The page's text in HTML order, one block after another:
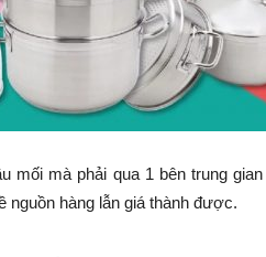
mà phải qua 1 bên trung
nguồn hàng lẫn giá thành được.